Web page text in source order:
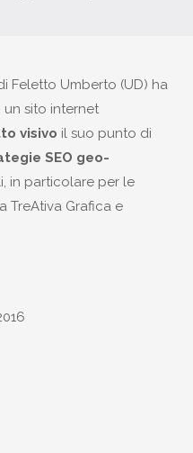
Feletto Umberto (UD) ha
sito internet
visivo il suo punto di
SEO geo-
in particolare per le
TreAtiva Grafica e